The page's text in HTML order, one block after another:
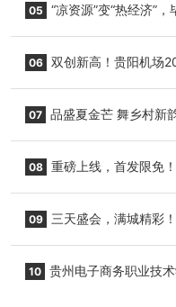
05 “凉资源”变“热经济”
06 双创新高！贵阳机场
07 品盛夏金芒 舞乡村新
08 重磅上线，首发限免
09 三天盛会，满城精彩
10 贵州电子商务职业技